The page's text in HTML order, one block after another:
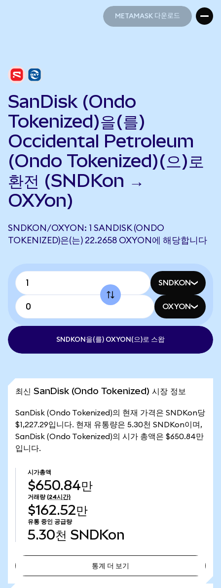
METAMASK 다운로드
SanDisk (Ondo
Tokenized)을(를)
Occidental Petroleum
(Ondo Tokenized)(으)로
환전 (SNDKon →
OXYon)
SNDKON/OXYON: 1 SANDISK (ONDO
TOKENIZED)은(는) 22.2658 OXYON에 해당합니다
SNDKON
OXYON
SNDKON을(를) OXYON(으)로 스왑
최신 SanDisk (Ondo Tokenized) 시장 정보
SanDisk (Ondo Tokenized)의 현재 가격은 SNDKon당
$1,227.29입니다. 현재 유통량은 5.30천 SNDKon이며,
SanDisk (Ondo Tokenized)의 시가 총액은 $650.84만
입니다.
시가총액
$650.84만
거래량 (24시간)
$162.52만
유통 중인 공급량
5.30천 SNDKon
통계 더 보기